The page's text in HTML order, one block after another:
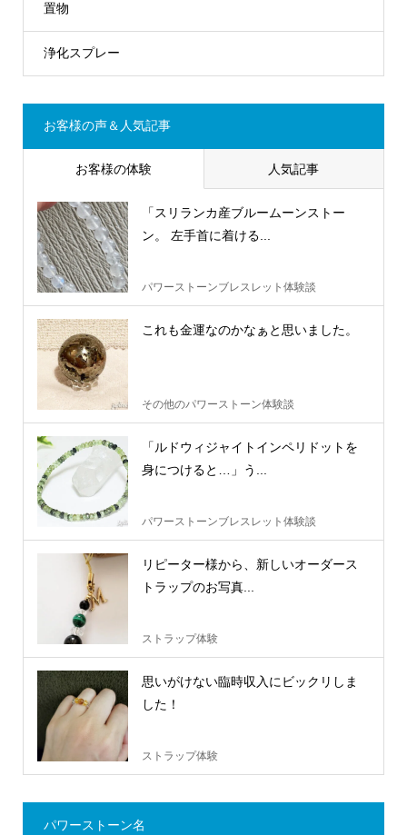
置物
浄化スプレー
お客様の声＆人気記事
お客様の体験 人気記事
「スリランカ産ブルームーンストー
ン。 左手首に着ける...
パワーストーンブレスレット体験談
これも金運なのかなぁと思いました。
その他のパワーストーン体験談
「ルドウィジャイトインペリドットを
身につけると…」う...
パワーストーンブレスレット体験談
リピーター様から、新しいオーダース
トラップのお写真...
ストラップ体験
思いがけない臨時収入にビックリしま
した！
ストラップ体験
パワーストーン名